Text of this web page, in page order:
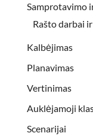
Samprotavimo
Rašto darbai
Kalbėjimas
Planavimas
Vertinimas
Auklėjamoji
Scenarijai